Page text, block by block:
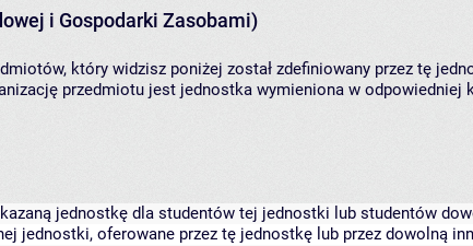
i Gospodarki Zasobami)
który widzisz poniżej został zdefiniowany przez tę
przedmiotu jest jednostka wymieniona w
jednostkę dla studentów tej jednostki lub studentów
jednostki, oferowane przez tę jednostkę lub przez dowolną